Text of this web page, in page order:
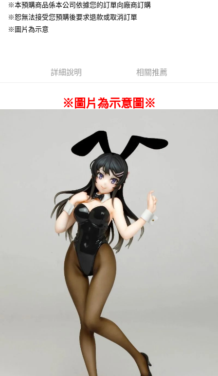
結帳，避免整筆訂單等超久)
每筆NT$220
※本預購商品係本公司依據您的訂單向廠商訂購
※恕無法接受您預購後要求退款或取消訂單
※圖片為示意
詳細說明 相關推薦
※圖片為示意圖※